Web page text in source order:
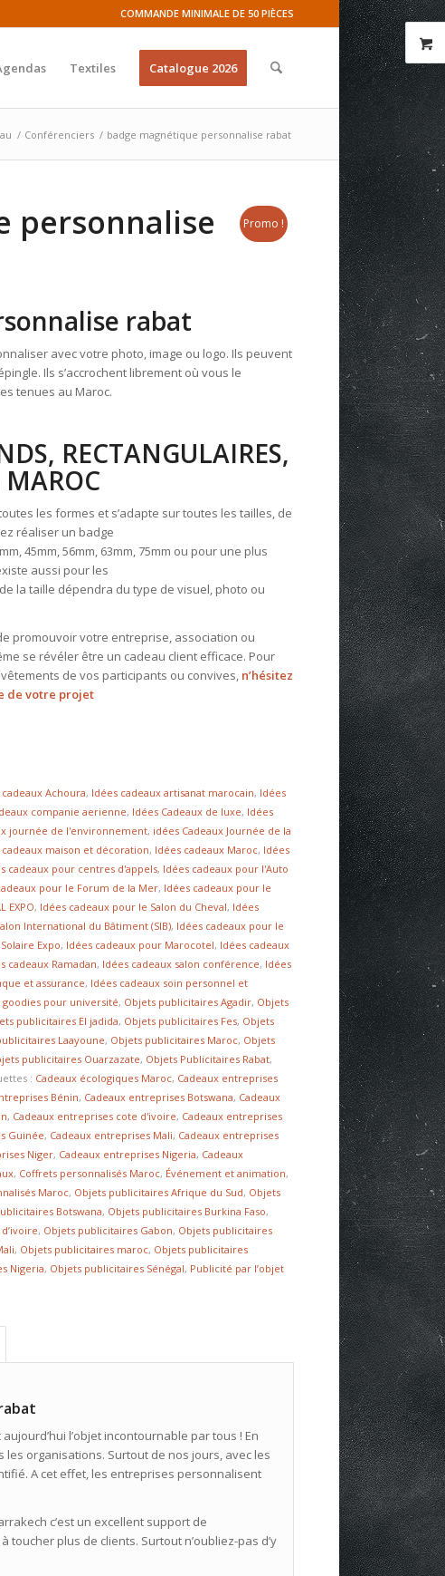
COMMANDE MINIMALE DE 50 PIÈCES
Textiles Catalogue 2026
/ Conférenciers / badge magnétique personnalise rabat
Promo !
personnalise
rabat
avec votre photo, image ou logo. Ils peuvent
Ils s’accrochent librement où vous le
tenues au Maroc.
RECTANGULAIRES,
MAROC
les formes et s’adapte sur toutes les tailles, de
réaliser un badge
45mm, 56mm, 63mm, 75mm ou pour une plus
aussi pour les
la taille dépendra du type de visuel, photo ou
promouvoir votre entreprise, association ou
se révéler être un cadeau client efficace. Pour
de vos participants ou convives, n’hésitez
de votre projet
cadeaux Achoura, Idées cadeaux artisanat marocain, Idées
companie aerienne, Idées Cadeaux de luxe, Idées
journée de l'environnement, idées Cadeaux Journée de la
cadeaux maison et décoration, Idées cadeaux Maroc, Idées
cadeaux pour centres d'appels, Idées cadeaux pour l'Auto
pour le Forum de la Mer, Idées cadeaux pour le
EXPO, Idées cadeaux pour le Salon du Cheval, Idées
International du Bâtiment (SIB), Idées cadeaux pour le
Expo, Idées cadeaux pour Marocotel, Idées cadeaux
cadeaux Ramadan, Idées cadeaux salon conférence, Idées
et assurance, Idées cadeaux soin personnel et
goodies pour université, Objets publicitaires Agadir, Objets
publicitaires El jadida, Objets publicitaires Fes, Objets
Laayoune, Objets publicitaires Maroc, Objets
publicitaires Ouarzazate, Objets Publicitaires Rabat,
: Cadeaux écologiques Maroc, Cadeaux entreprises
Bénin, Cadeaux entreprises Botswana, Cadeaux
, Cadeaux entreprises cote d'ivoire, Cadeaux entreprises
Guinée, Cadeaux entreprises Mali, Cadeaux entreprises
Niger, Cadeaux entreprises Nigeria, Cadeaux
, Coffrets personnalisés Maroc, Événement et animation,
Maroc, Objets publicitaires Afrique du Sud, Objets
Botswana, Objets publicitaires Burkina Faso,
, Objets publicitaires Gabon, Objets publicitaires
, Objets publicitaires maroc, Objets publicitaires
Nigeria, Objets publicitaires Sénégal, Publicité par l’objet
aujourd’hui l’objet incontournable par tous ! En
les organisations. Surtout de nos jours, avec les
A cet effet, les entreprises personnalisent
c’est un excellent support de
plus de clients. Surtout n’oubliez-pas d’y